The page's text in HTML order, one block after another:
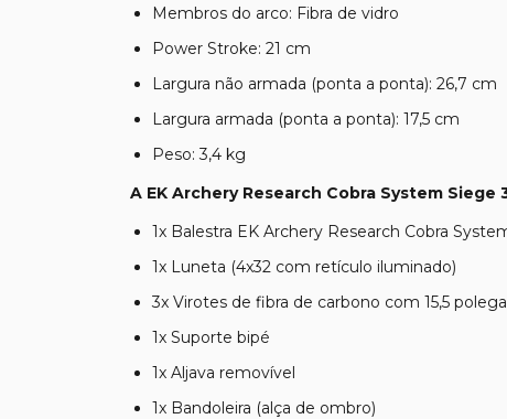
Membros do arco: Fibra de vidro
Power Stroke: 21 cm
Largura não armada (ponta a ponta): 26,7 cm
Largura armada (ponta a ponta): 17,5 cm
Peso: 3,4 kg
A EK Archery Research Cobra System
1x Balestra EK Archery Research Cobra
1x Luneta (4x32 com retículo iluminado)
3x Virotes de fibra de carbono com 15,5
1x Suporte bipé
1x Aljava removível
1x Bandoleira (alça de ombro)